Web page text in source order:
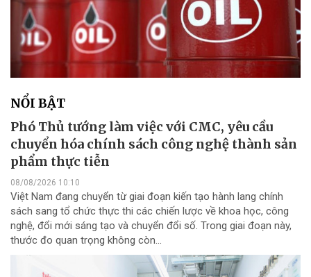
NỔI BẬT
Phó Thủ tướng làm việc với CMC, yêu cầu
chuyển hóa chính sách công nghệ thành sản
phẩm thực tiễn
08/08/2026 10:10
Việt Nam đang chuyển từ giai đoạn kiến tạo hành lang chính
sách sang tổ chức thực thi các chiến lược về khoa học, công
nghệ, đổi mới sáng tạo và chuyển đổi số. Trong giai đoạn này,
thước đo quan trọng không còn...